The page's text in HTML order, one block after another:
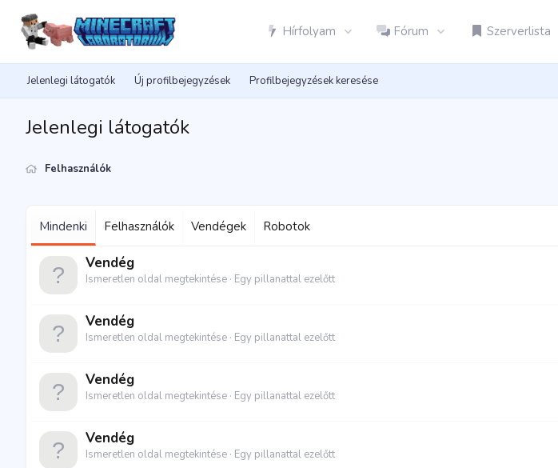
Hírfolyam Fórum Szerverlista
Jelenlegi látogatók Új profilbejegyzések Profilbejegyzések keresése
Jelenlegi látogatók
Felhasználók
Mindenki Felhasználók Vendégek Robotok
Vendég
Ismeretlen oldal megtekintése Egy pillanattal ezelőtt
Vendég
Ismeretlen oldal megtekintése Egy pillanattal ezelőtt
Vendég
Ismeretlen oldal megtekintése Egy pillanattal ezelőtt
Vendég
Ismeretlen oldal megtekintése Egy pillanattal ezelőtt